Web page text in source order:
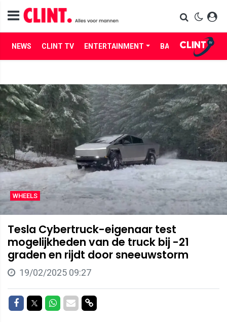
NEWS CLINT TV ENTERTAINMENT BABES LIFE
WHEELS
Tesla Cybertruck-eigenaar test
mogelijkheden van de truck bij -21
graden en rijdt door sneeuwstorm
19/02/2025 09:27
Delen op Facebook
Delen op Twitter
Delen op Whatsapp
Delen via Mail
Delen via link